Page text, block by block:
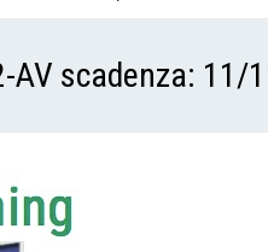
AV scadenza: 11/